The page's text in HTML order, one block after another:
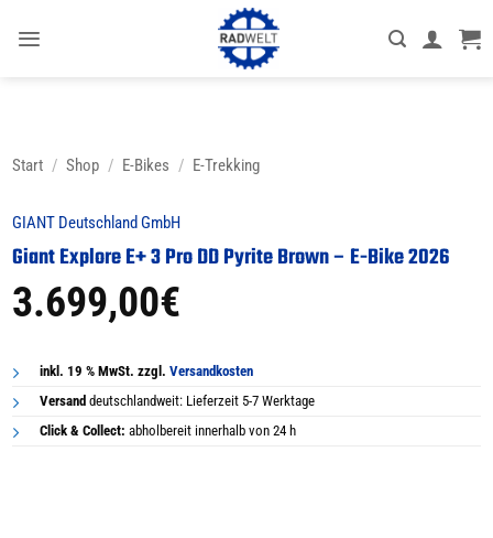
Inhalt
Start / Shop / E-Bikes / E-Trekking
GIANT Deutschland GmbH
Giant Explore E+ 3 Pro DD Pyrite Brown – E-Bike 2026
3.699,00€
inkl. 19 % MwSt. zzgl.Versandkosten
Versand deutschlandweit: Lieferzeit 5-7 Werktage
Click & Collect: abholbereit innerhalb von 24 h